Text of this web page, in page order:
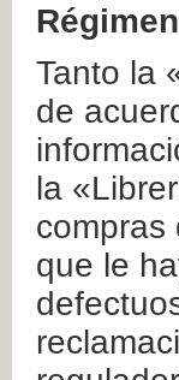
Tanto la
de
la
compras
que le